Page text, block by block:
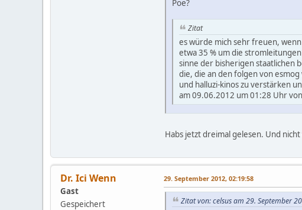
Poe?
Zitat
es würde mich sehr freuen,
etwa 35 % um die
sinne der bisherigen staatlichen
die, die an den folgen von
und halluzi-kinos zu verstärken
am 09.06.2012 um 01:28 Uhr
Habs jetzt dreimal gelesen. Und
Dr. Ici Wenn
Gast
Gespeichert
29. September 2012, 02:19:58
Zitat von: celsus am 29. September